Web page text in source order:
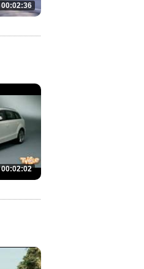
00:02:36
00:02:02